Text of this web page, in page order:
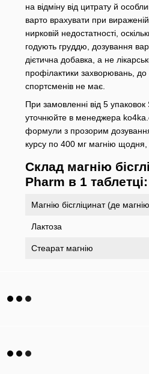
на відміну від цитрату й
варто врахувати при
нирковій недостатності,
годують груддю, дозування
дієтична добавка, а не
профілактики захворювань,
спортсменів не має.
При замовленні від 5
уточнюйте в менеджера
формули з прозорим
курсу по 400 мг магнію щодня,
Склад магнію
Pharm в 1 таблетці:
Магнію бісгліцинат (де
Лактоза
Стеарат магнію